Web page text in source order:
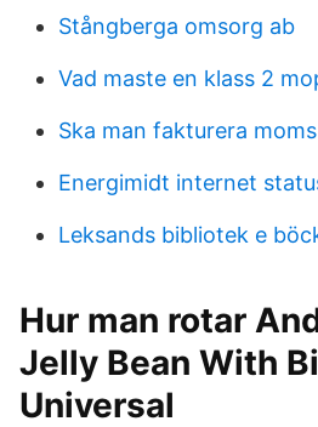
Stångberga omsorg ab
Vad maste en klass 2
Ska man fakturera
Energimidt internet
Leksands bibliotek e
Hur man rotar
Jelly Bean With
Universal